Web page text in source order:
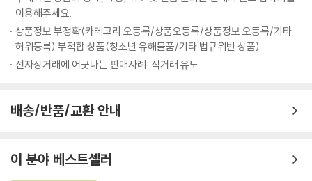
이용해주세요.
상품정보 부정확(카테고리 오등록/상품오등록/상품정보 오등록/기타
허위등록) 부적합 상품(청소년 유해물품/기타 법규위반 상품)
전자상거래에 어긋나는 판매사례: 직거래 유도
배송/반품/교환 안내
이 분야 베스트셀러